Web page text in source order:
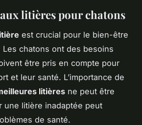
litières pour chatons
est crucial pour le bien-être
chatons ont des besoins
être pris en compte pour
et leur santé. L’importance de
litières ne peut être
une litière inadaptée peut
de santé.